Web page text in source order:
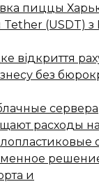
пиццы
(USDT) з
відкриття
без
сервера
расходы
и